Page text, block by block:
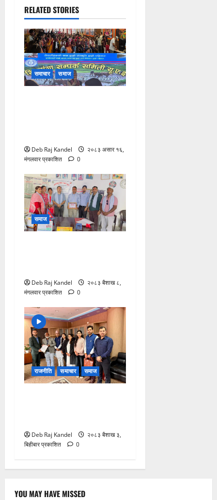
RELATED STORIES
समाचार समाज
Deb Raj Kandel
२०८३ असार १६,
मंगलवार प्रकाशित
0
समाज
Deb Raj Kandel
२०८३ बैशाख ८,
मंगलवार प्रकाशित
0
राजनीति समाचार समाज
Deb Raj Kandel
२०८३ बैशाख ३,
बिहीबार प्रकाशित
0
YOU MAY HAVE MISSED